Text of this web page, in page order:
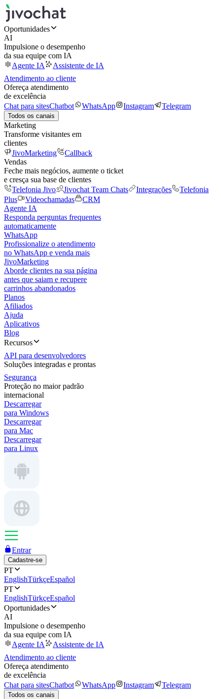
Oportunidades
AI
Impulsione o desempenho
da sua equipe com IA
Agente IA
Assistente de IA
Atendimento ao cliente
Ofereça atendimento
de excelência
Chat para sitesChatbot WhatsApp Instagram Telegram
Todos os canais
Marketing
Transforme visitantes em
clientes
JivoMarketing
Callback
Vendas
Feche mais negócios, aumente o ticket
e cresça sua base de clientes
Telefonia Jivo
Jivochat Team Chats Integrações
Telefonia
Plus
Videochamadas
CRM
Agente IA
Responda perguntas frequentes
automaticamente
WhatsApp
Profissionalize o atendimento
no WhatsApp e venda mais
JivoMarketing
Aborde clientes na sua página
antes que saiam e recupere
carrinhos abandonados
Planos
Afiliados
Ajuda
Aplicativos
Blog
Recursos
API para desenvolvedores
Soluções integradas e prontas
Segurança
Proteção no maior padrão
internacional
Descarregar
para Windows
Descarregar
para Mac
Descarregar
para Linux
Entrar
Cadastre-se
PT
EnglishTürkçeEspañol
PT
EnglishTürkçeEspañol
Oportunidades
AI
Impulsione o desempenho
da sua equipe com IA
Agente IA
Assistente de IA
Atendimento ao cliente
Ofereça atendimento
de excelência
Chat para sitesChatbot WhatsApp Instagram Telegram
Todos os canais